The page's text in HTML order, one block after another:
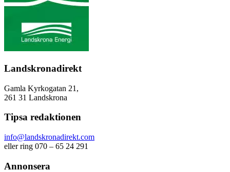
Landskronadirekt
Gamla Kyrkogatan 21,
261 31 Landskrona
Tipsa redaktionen
info@landskronadirekt.com
eller ring 070 – 65 24 291
Annonsera